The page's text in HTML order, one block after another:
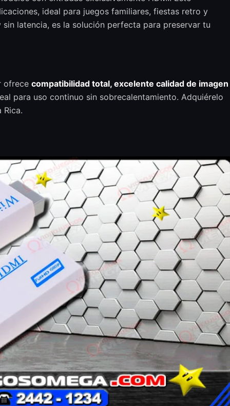
ideal para juegos familiares, fiestas retro y
latencia, es la solución perfecta para preservar tu
ofrece compatibilidad total, excelente calidad de imagen
para uso continuo sin sobrecalentamiento. Adquiérelo
Rica.